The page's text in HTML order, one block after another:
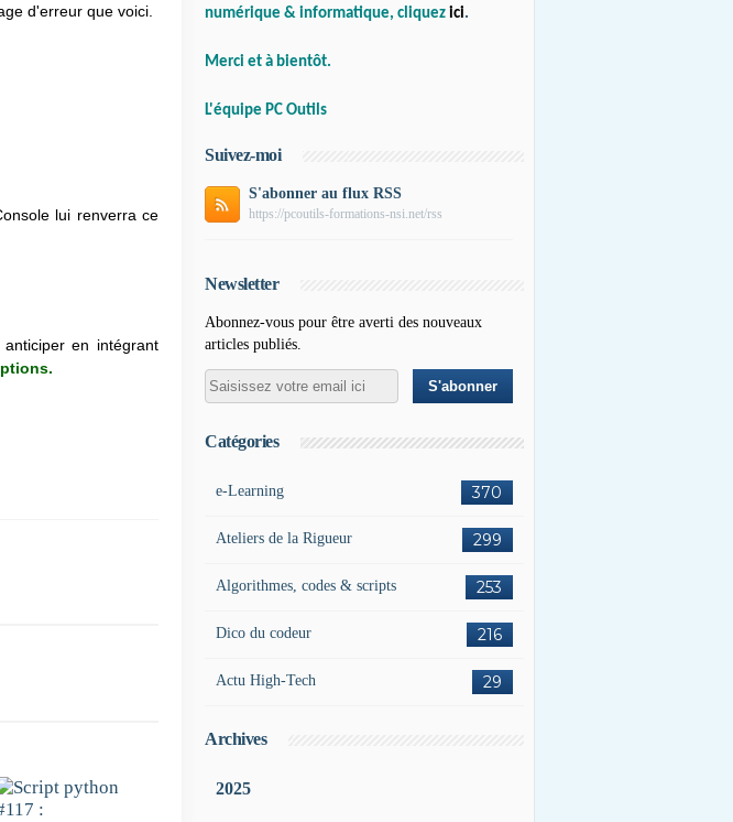
d'erreur que voici.
lui renverra ce
en intégrant
numérique & informatique, cliquez ici.
Merci et à bientôt.
L'équipe PC Outils
Suivez-moi
S'abonner au flux RSS
https://pcoutils-formations-nsi.net/rss
Newsletter
Abonnez-vous pour être averti des nouveaux
articles publiés.
Catégories
370
e-Learning
299
Ateliers de la Rigueur
253
Algorithmes, codes & scripts
216
Dico du codeur
29
Actu High-Tech
Archives
2025